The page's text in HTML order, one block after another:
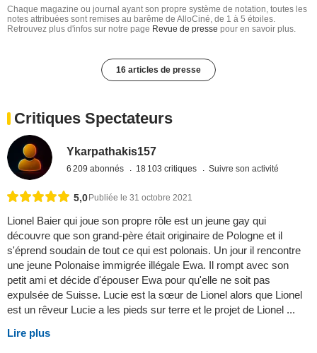
Chaque magazine ou journal ayant son propre système de notation, toutes les
notes attribuées sont remises au barême de AlloCiné, de 1 à 5 étoiles.
Retrouvez plus d'infos sur notre page Revue de presse pour en savoir plus.
16 articles de presse
Critiques Spectateurs
Ykarpathakis157
6 209 abonnés 18 103 critiques Suivre son activité
5,0 Publiée le 31 octobre 2021
Lionel Baier qui joue son propre rôle est un jeune gay qui
découvre que son grand-père était originaire de Pologne et il
s'éprend soudain de tout ce qui est polonais. Un jour il rencontre
une jeune Polonaise immigrée illégale Ewa. Il rompt avec son
petit ami et décide d'épouser Ewa pour qu'elle ne soit pas
expulsée de Suisse. Lucie est la sœur de Lionel alors que Lionel
est un rêveur Lucie a les pieds sur terre et le projet de Lionel ...
Lire plus